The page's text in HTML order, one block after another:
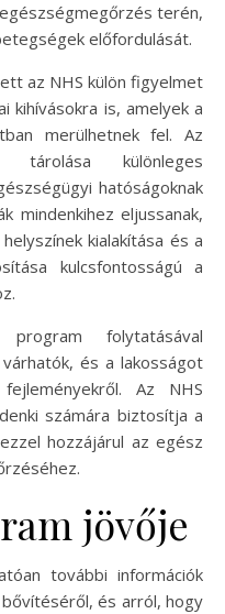
terén,
előfordulását.
az NHS külön figyelmet
kihívásokra is, amelyek a
merülhetnek fel. Az
tárolása különleges
hatóságoknak
mindenkihez eljussanak,
kialakítása és a
kulcsfontosságú a
folytatásával
és a lakosságot
Az NHS
számára biztosítja a
hozzájárul az egész
jövője
további információk
és arról, hogy